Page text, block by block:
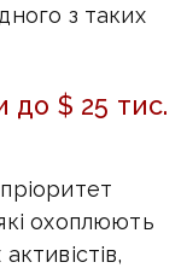
з таких
до $ 25 тис.
охоплюють